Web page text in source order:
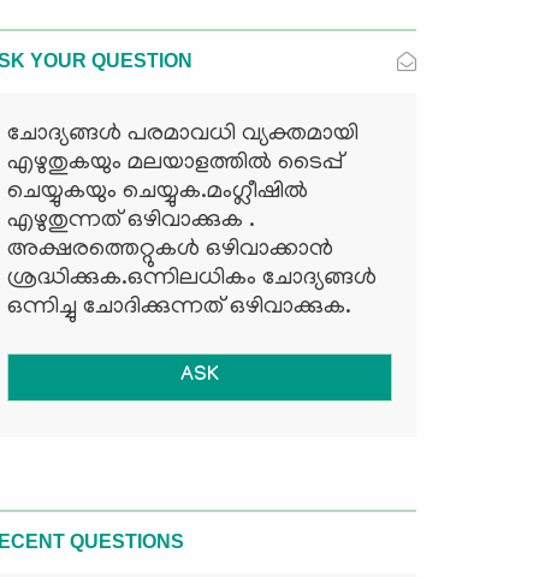
YOUR QUESTION
ചോദ്യങ്ങള്‍ പരമാവധി വ്യക്തമായി
എഴുതുകയും മലയാളത്തില്‍ ടൈപ്പ്
ചെയ്യുകയും ചെയ്യുക.മംഗ്ലീഷില്‍
എഴുതുന്നത് ഒഴിവാക്കുക .
അക്ഷരത്തെറ്റുകള്‍ ഒഴിവാക്കാന്‍
ശ്രദ്ധിക്കുക.ഒന്നിലധികം ചോദ്യങ്ങള്‍
ഒന്നിച്ചു ചോദിക്കുന്നത് ഒഴിവാക്കുക.
ASK
QUESTIONS